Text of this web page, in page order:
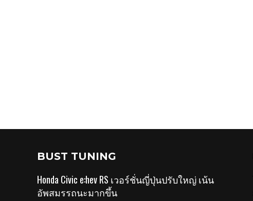
BUST TUNING
Honda Civic e:hev RS เวอร์ชั่นญี่ปุ่นปรับใหญ่ เน้น
อัพสมรรถนะมากขึ้น